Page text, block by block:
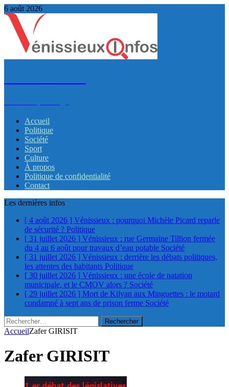
6 août 2026
Accueil
Politique
Société
Sport
Culture
À propos
Politique de confidentialité
Contact
Les dernières infos
[ 4 août 2026 ] Vénissieux : pourquoi Michèle Picard reparle
de sécurité ? Politique
[ 31 juillet 2026 ] Vénissieux : rue Germaine Tillion fermée
du 4 au 6 août pour travaux d’eau potable Société
[ 31 juillet 2026 ] Vénissieux : derrière les débats politiques,
les attentes des habitants Politique
[ 30 juillet 2026 ] Vénissieux : une école de natation
municipale, et le CMOV alors ? Société
[ 29 juillet 2026 ] Mort de Kilyan aux Minguettes : le motard
condamné à sept ans de prison ferme Société
Rechercher :
AccueilZafer GIRISIT
Zafer GIRISIT